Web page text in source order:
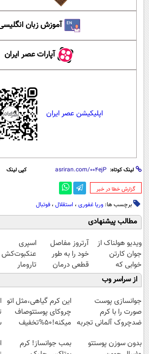
آموزش زبان
آپارات عصر ایران
اپلیکیشن عصر ایران
لینک کوتاه: کپی لینک
‌گزارش خطا در خبر
برچسب ها: وریا غفوری ، استقلال ، فوتبال
مطالب پیشنهادی
ویدیو هولناک از
جوان کارتن
خوابی که
میلیاردر شد.
آموزش رایگان
آرتروز مفاصل
خود را به طور
قطعی درمان
کنید!
◗پرسش‌نامه◖
اسپری
عنکبوت‌‌کش
تارومار
ازبین‌برنده
عنکبوت
از سراسر وب
جوانسازی پوست
صورت را با کرم
ضدچروک آلمانی تجربه
این کرم گیاهی،مثل اتو
چروکای پوستتوصاف
میکنه!50%تخفیف
بدون سوزن پوستتو
بمب جوانساز! کرم